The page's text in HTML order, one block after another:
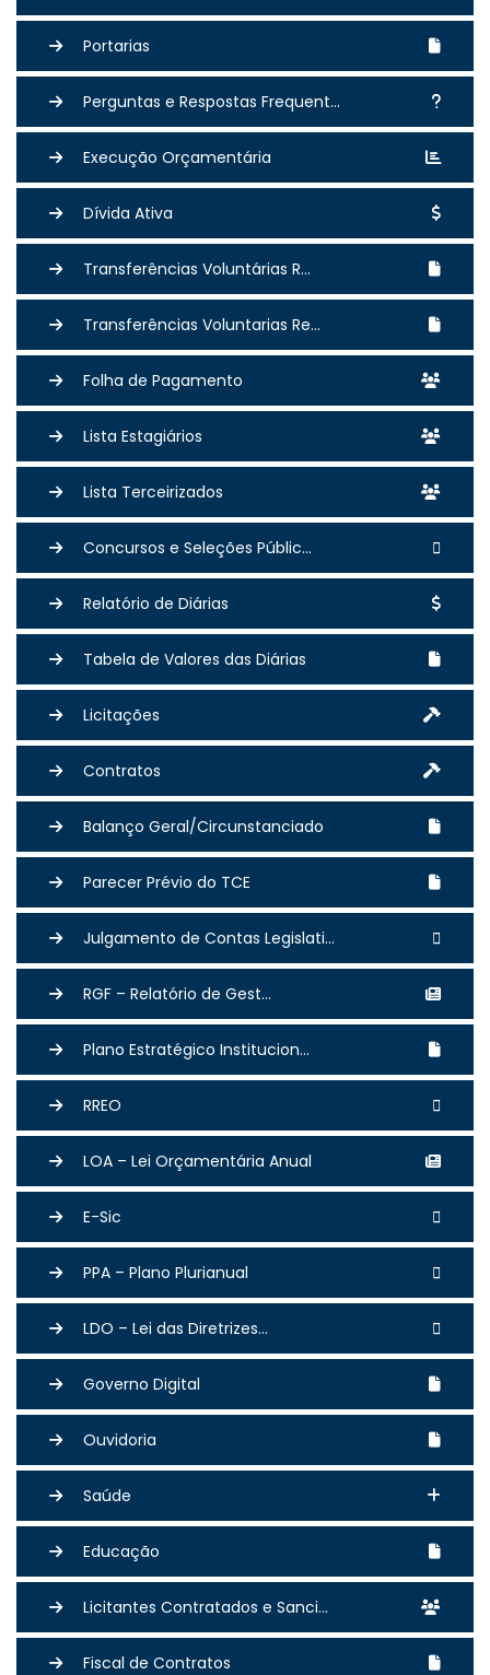
Portarias
Perguntas e Respostas Frequent...
Execução Orçamentária
Dívida Ativa
Transferências Voluntárias R...
Transferências Voluntarias Re...
Folha de Pagamento
Lista Estagiários
Lista Terceirizados
Concursos e Seleções Públic...
Relatório de Diárias
Tabela de Valores das Diárias
Licitações
Contratos
Balanço Geral/Circunstanciado
Parecer Prévio do TCE
Julgamento de Contas Legislati...
RGF – Relatório de Gest...
Plano Estratégico Institucion...
RREO
LOA – Lei Orçamentária Anual
E-Sic
PPA – Plano Plurianual
LDO – Lei das Diretrizes...
Governo Digital
Ouvidoria
Saúde
Educação
Licitantes Contratados e Sanci...
Fiscal de Contratos